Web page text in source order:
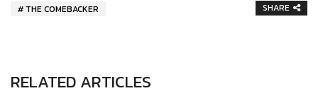
THE COMEBACKER SHARE
RELATED ARTICLES